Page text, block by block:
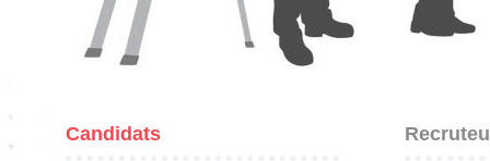
Candidats